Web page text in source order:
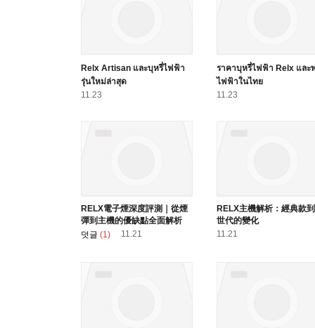
Relx Artisan และบุหรี่ไฟฟ้า
รุ่นใหม่ล่าสุด
11.23
ราคาบุหรี่ไฟฟ้า Relx และ
ไฟฟ้าในไทย
11.23
RELX電子煙深度評測｜從煙
彈到主機的優缺點全面解析
덧글 (1) 11.21
RELX主機解析：經典款
世代的變化
11.21